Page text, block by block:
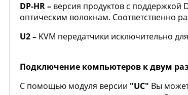
DP-HR– версия продуктов с поддержкой
оптическим волокнам. Соответственно
U2 – KVM передатчики исключительно
Подключение компьютеров к двум
С помощью модуля версии "UC" Вы